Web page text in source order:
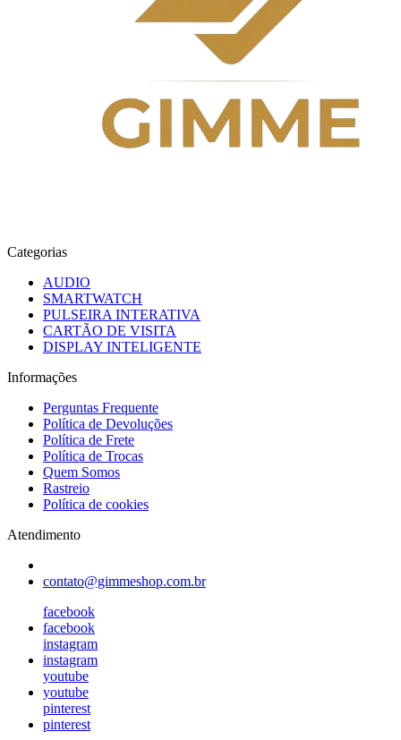
Categorias
AUDIO
SMARTWATCH
PULSEIRA INTERATIVA
CARTÃO DE VISITA
DISPLAY INTELIGENTE
Informações
Perguntas Frequente
Política de Devoluções
Política de Frete
Política de Trocas
Quem Somos
Rastreio
Política de cookies
Atendimento
contato@gimmeshop.com.br
facebook
facebook
instagram
instagram
youtube
youtube
pinterest
pinterest